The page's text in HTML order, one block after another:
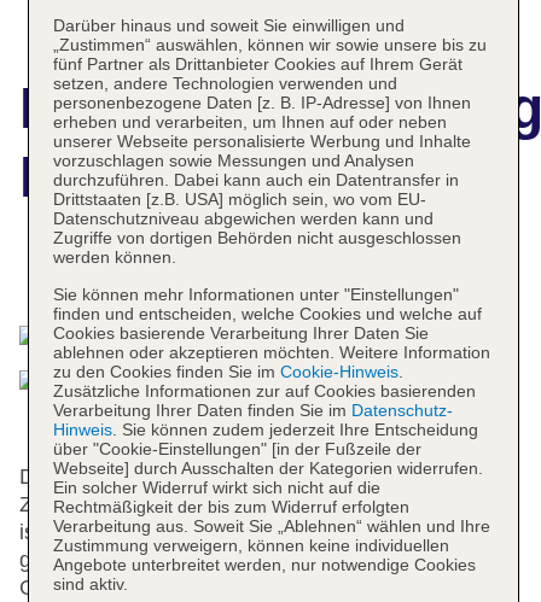
Hotel Rantapuisto
Das Hotel mit einem Aufzug verfügt über 70
Zimmer. Das freundliche Personal an der Rezeption
ist gerne bei allen Fragen behilflich. Zur Einrichtung
gehören eine Garderobe, eine
Gepäckaufbewahrung, ein Safe und ein
Darüber hinaus und soweit Sie einwilligen und
„Zustimmen“ auswählen, können wir sowie unsere bis zu
fünf Partner als Drittanbieter Cookies auf Ihrem Gerät
setzen, andere Technologien verwenden und
personenbezogene Daten [z. B. IP-Adresse] von Ihnen
erheben und verarbeiten, um Ihnen auf oder neben
unserer Webseite personalisierte Werbung und Inhalte
vorzuschlagen sowie Messungen und Analysen
durchzuführen. Dabei kann auch ein Datentransfer in
Drittstaaten [z.B. USA] möglich sein, wo vom EU-
Datenschutzniveau abgewichen werden kann und
Zugriffe von dortigen Behörden nicht ausgeschlossen
werden können.
Sie können mehr Informationen unter "Einstellungen"
finden und entscheiden, welche Cookies und welche auf
Cookies basierende Verarbeitung Ihrer Daten Sie
ablehnen oder akzeptieren möchten. Weitere Information
zu den Cookies finden Sie im Cookie-Hinweis.
Zusätzliche Informationen zur auf Cookies basierenden
Verarbeitung Ihrer Daten finden Sie im Datenschutz-
Hinweis. Sie können zudem jederzeit Ihre Entscheidung
über "Cookie-Einstellungen" [in der Fußzeile der
Webseite] durch Ausschalten der Kategorien widerrufen.
Ein solcher Widerruf wirkt sich nicht auf die
Rechtmäßigkeit der bis zum Widerruf erfolgten
Verarbeitung aus. Soweit Sie „Ablehnen“ wählen und Ihre
Zustimmung verweigern, können keine individuellen
Angebote unterbreitet werden, nur notwendige Cookies
sind aktiv.